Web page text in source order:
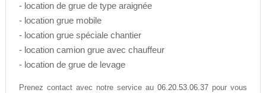
- location de grue de type araignée
- location grue mobile
- location grue spéciale chantier
- location camion grue avec chauffeur
- location de grue de levage
Prenez contact avec notre service au06.20.53.06.37 pour vous